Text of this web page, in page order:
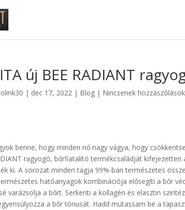
új BEE RADIANT
| dec 17, 2022 | Blog | Nincsenek hozzászólások
benne, hogy minden nő nagy vágya, hogy
ragyogó, bőrfiatalító termékcsaládját
ki. A sorozat minden tagja 99%-ban természetes
hatóanyagok kombinációja elősegíti a bőr
varázsolja a bőrt. Serkenti a kollagén és elasztin
a bőr tónusát. Hadd mutassam be a